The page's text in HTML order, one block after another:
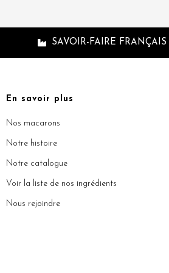
SAVOIR-FAIRE FRANÇAIS
En savoir plus
Nos macarons
Notre histoire
Notre catalogue
Voir la liste de nos ingrédients
Nous rejoindre